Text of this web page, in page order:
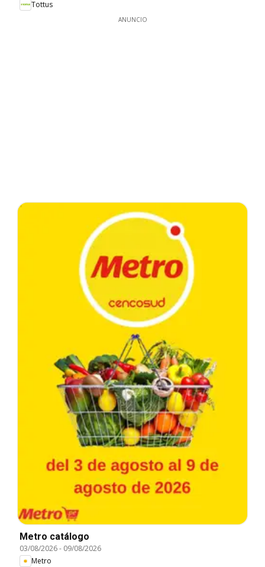
Tottus
ANUNCIO
Metro catálogo
03/08/2026- 09/08/2026
Metro